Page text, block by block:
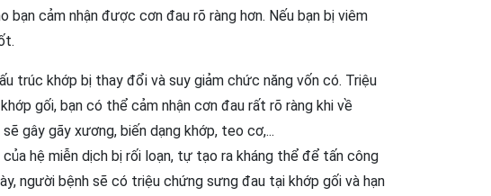
cảm nhận được cơn đau rõ ràng hơn. Nếu bạn bị viêm
trúc khớp bị thay đổi và suy giảm chức năng vốn có. Triệu
gối, bạn có thể cảm nhận cơn đau rất rõ ràng khi về
gây gãy xương, biến dạng khớp, teo cơ,...
hệ miễn dịch bị rối loạn, tự tạo ra kháng thể để tấn công
người bệnh sẽ có triệu chứng sưng đau tại khớp gối và hạn